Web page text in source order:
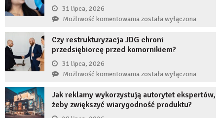
31 lipca, 2026
Możliwość komentowaniaCo
stanie,
jeśli
długi
uzupełnię
została wyłączona
Czy restrukturyzacja JDG chroni
przedsiębiorcę przed komornikiem?
31 lipca, 2026
Możliwość komentowaniaCzy
JDG
chroni
została wyłączona
Jak reklamy wykorzystują autorytet ekspertów,
żeby zwiększyć wiarygodność produktu?